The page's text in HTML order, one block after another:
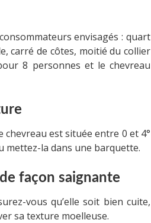
envisagés : quart
carré de côtes, moitié du collier
8 personnes et le chevreau
est située entre 0 et 4°
mettez-la dans une barquette.
façon saignante
vous qu’elle soit bien cuite,
sa texture moelleuse.